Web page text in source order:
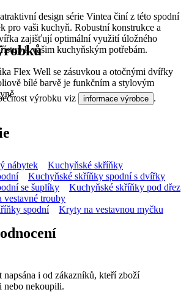
design série Vintea činí z této spodní
pro vaši kuchyň. Robustní konstrukce a
zajišťují optimální využití úložného
k vašim kuchyňským potřebám.
Flex Well se zásuvkou a otočnými dvířky
bílé barvě je funkčním a stylovým
výrobku viz informace výrobce .
nábytek
Kuchyňské skříňky
Kuchyňské skříňky spodní s dvířky
se šuplíky
Kuchyňské skříňky pod dřez
trouby
spodní
Kryty na vestavnou myčku
i od zákazníků, kteří zboží
nebo nekoupili.